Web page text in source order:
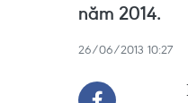
năm 2014.
26/06/2013 10:27